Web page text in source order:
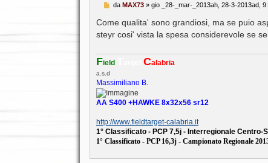
M
s
s
a
i
o
da MAX73» gio _28-_mar-_2013ah, 28-3-2013ad,
Come qualita' sono grandiosi, ma se puio
steyr cosi' vista la spesa considerevole se
Field Calabria
a.s.d
Massimiliano B.
AA S400 +HAWKE 8x32x56 sr12
http://www.fieldtarget-calabria.it
1° Classificato - PCP 7,5j - Interregionale Centro-
1° Classificato - PCP 16,3j - Campionato Regionale